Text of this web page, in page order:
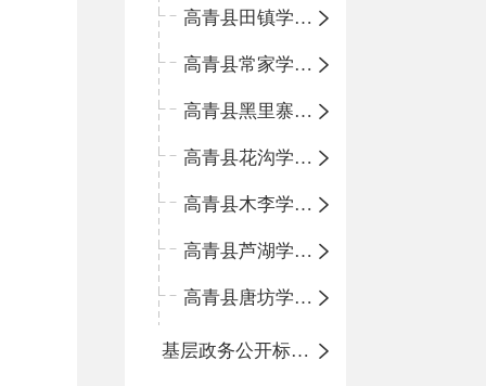
高青县田镇学区中心小学
高青县常家学区中心小学
高青县黑里寨学区中心小学
高青县花沟学区中心小学
高青县木李学区中心小学
高青县芦湖学区中心小学
高青县唐坊学区中心小学
基层政务公开标准化规范化